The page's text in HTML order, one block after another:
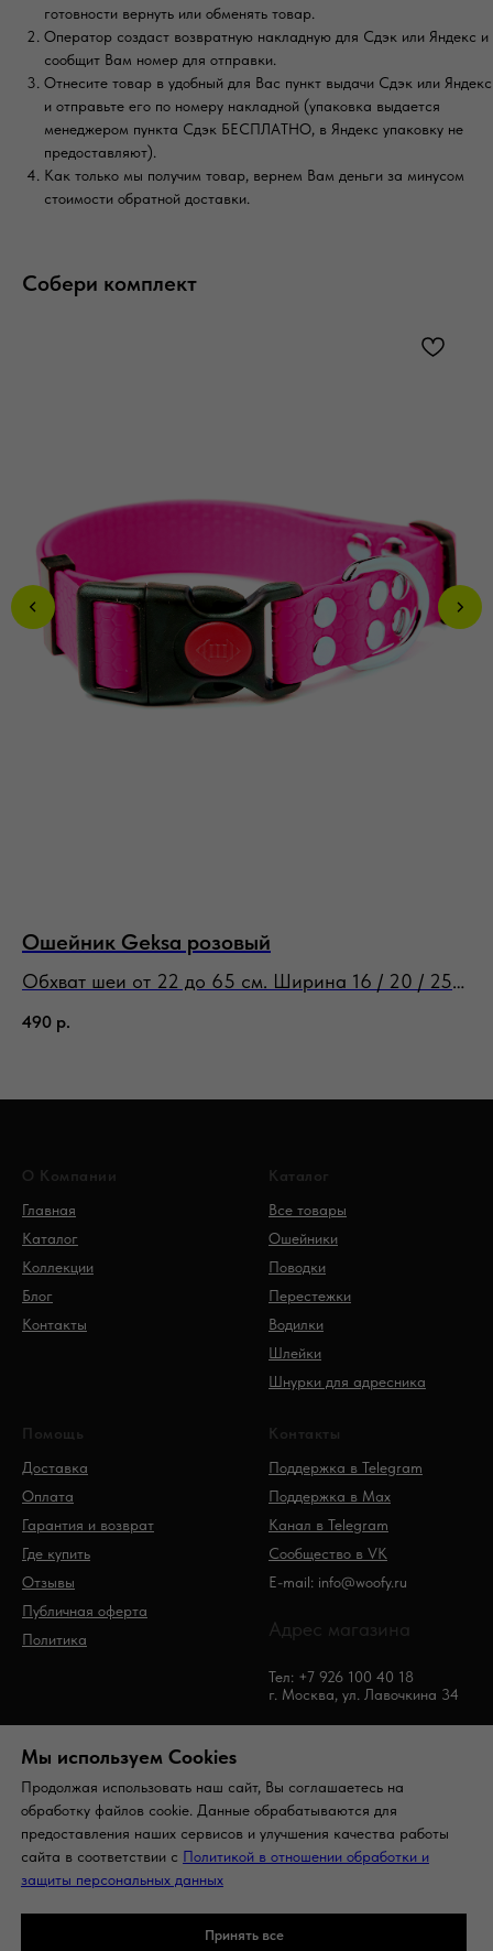
готовности вернуть или обменять товар.
Оператор создаст возвратную накладную для Сдэк или Яндекс и
сообщит Вам номер для отправки.
Отнесите товар в удобный для Вас пункт выдачи Сдэк или Яндекс
и отправьте его по номеру накладной (упаковка выдается
менеджером пункта Сдэк БЕСПЛАТНО, в Яндекс упаковку не
предоставляют).
Как только мы получим товар, вернем Вам деньги за минусом
стоимости обратной доставки.
Собери комплект
Ошейник Geksa розовый
Обхват шеи от 22 до 65 см. Ширина 16 / 20 / 25
мм
490 р.
О Компании
Главная
Каталог
Коллекции
Блог
Контакты
Каталог
Все товары
Ошейники
Поводки
Перестежки
Водилки
Шлейки
Шнурки для адресника
Помощь
Доставка
Оплата
Гарантия и возврат
Где купить
Отзывы
Публичная оферта
Политика
Контакты
Поддержка в Telegram
Поддержка в Max
Канал в Telegram
Сообщество в VK
E-mail: info@woofy.ru
Адрес магазина
Тел: +7 926 100 40 18
г. Москва, ул. Лавочкина 34
© Woofy. Все права защищены
Мы используем Сookies
Продолжая использовать наш сайт, Вы соглашаетесь на
обработку файлов cookie. Данные обрабатываются для
предоставления наших сервисов и улучшения качества работы
сайта в соответствии с Политикой в отношении обработки и
защиты персональных данных
Принять все